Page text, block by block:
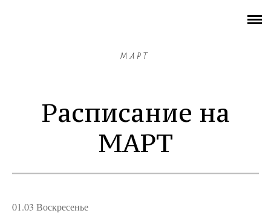
КАРТИНЫ разные темы
Все мастер-классы по СМОЛЕ
МАРТ
Расписание на
МАРТ
01.03 Воскресенье